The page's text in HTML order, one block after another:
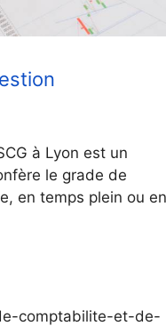
à Lyon est un
le grade de
en temps plein ou en
comptabilite-et-de-